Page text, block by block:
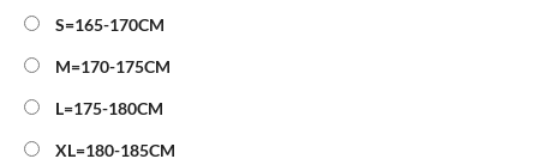
était :
46.00€.
S=165-170CM
M=170-175CM
L=175-180CM
XL=180-185CM